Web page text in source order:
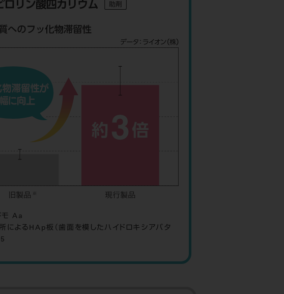
モ Aa
所によるHAp板 （歯面を模したハイドロキシアパタ